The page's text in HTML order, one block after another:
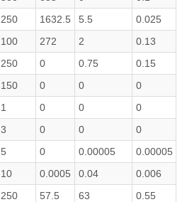
250 1632.5 5.5 0.025
100 272 2 0.13
250 0 0.75 0.15
150 0 0 0
1 0 0 0
3 0 0 0
5 0 0.00005 0.00005
10 0.0005 0.04 0.006
250 57.5 63 0.55